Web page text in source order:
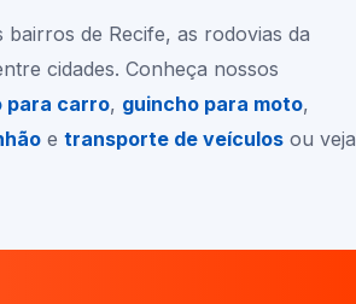
bairros de Recife, as rodovias da
cidades. Conheça nossos
para carro, guincho para moto,
e transporte de veículos ou veja